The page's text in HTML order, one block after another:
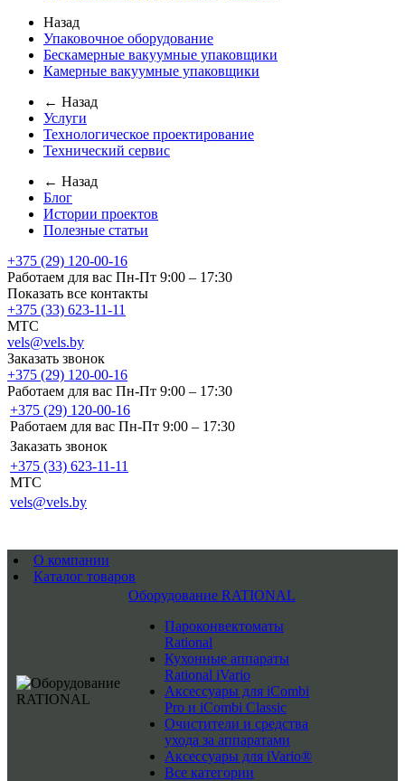
Назад
Упаковочное оборудование
Бескамерные вакуумные упаковщики
Камерные вакуумные упаковщики
← Назад
Услуги
Технологическое проектирование
Технический сервис
← Назад
Блог
Истории проектов
Полезные статьи
+375 (29) 120-00-16
Работаем для вас Пн-Пт 9:00 – 17:30
Показать все контакты
+375 (33) 623-11-11
MTC
vels@vels.by
Заказать звонок
+375 (29) 120-00-16
Работаем для вас Пн-Пт 9:00 – 17:30
+375 (29) 120-00-16
Работаем для вас Пн-Пт 9:00 – 17:30
Заказать звонок
+375 (33) 623-11-11
MTC
vels@vels.by
О компании
Каталог товаров
Оборудование RATIONAL
Пароконвектоматы
Rational
Кухонные аппараты
Rational iVario
Аксессуары для iCombi
Pro и iCombi Classic
Очистители и средства
ухода за аппаратами
Аксессуары для iVario®
Все категории